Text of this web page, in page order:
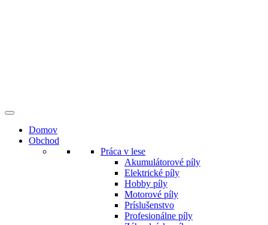
Domov
Obchod
Práca v lese
Akumulátorové píly
Elektrické píly
Hobby píly
Motorové píly
Príslušenstvo
Profesionálne píly